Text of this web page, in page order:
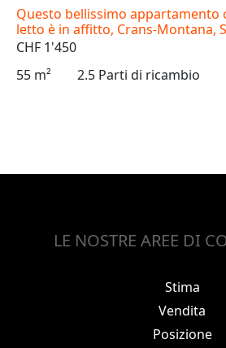
Questo bellissimo appartamento
letto è in affitto, Crans-Montana,
CHF 1'450
55 m²
2.5 Parti di ricambio
LE NOSTRE AREE DI
Stima
Vendita
Posizione